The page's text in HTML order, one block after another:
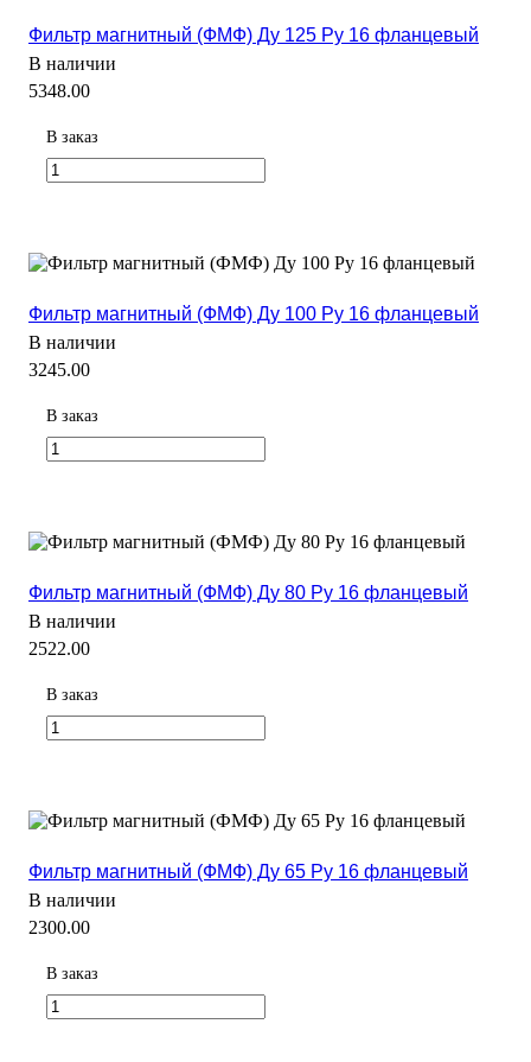
Фильтр магнитный (ФМФ) Ду 125 Ру 16 фланцевый
В наличии
5348.00
В заказ
Фильтр магнитный (ФМФ) Ду 100 Ру 16 фланцевый
В наличии
3245.00
В заказ
Фильтр магнитный (ФМФ) Ду 80 Ру 16 фланцевый
В наличии
2522.00
В заказ
Фильтр магнитный (ФМФ) Ду 65 Ру 16 фланцевый
В наличии
2300.00
В заказ